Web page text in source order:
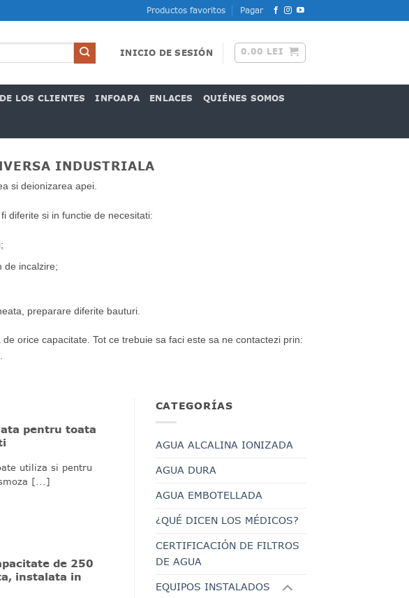
Productos favoritos Pagar
INICIO DE SESIÓN 0.00 LEI
LOS CLIENTES INFOAPA ENLACES QUIÉNES SOMOS
INDUSTRIALA
si deionizarea apei.
diferite si in functie de necesitati:
de incalzire;
preparare diferite bauturi.
orice capacitate. Tot ce trebuie sa faci este sa ne contactezi prin:
.
pentru toata
utiliza si pentru
[...]
de 250
instalata in
CATEGORÍAS
AGUA ALCALINA IONIZADA
AGUA DURA
AGUA EMBOTELLADA
¿QUÉ DICEN LOS MÉDICOS?
CERTIFICACIÓN DE FILTROS
DE AGUA
EQUIPOS INSTALADOS